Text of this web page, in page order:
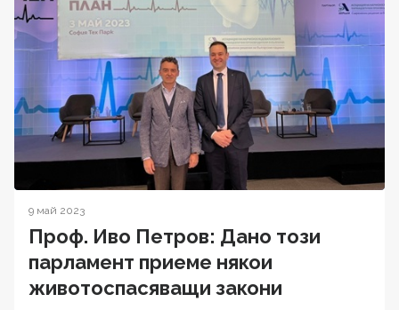
9 май 2023
Проф. Иво Петров: Дано този
парламент приеме някои
животоспасяващи закони